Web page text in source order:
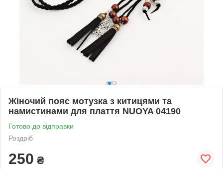
Жіночий пояс мотузка з китицями та
намистинами для плаття NUOYA 04190
Готово до відправки
Роздріб
250 ₴